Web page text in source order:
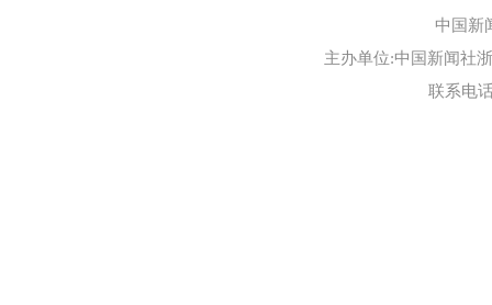
中国新
主办单位:中国新闻社
联系电